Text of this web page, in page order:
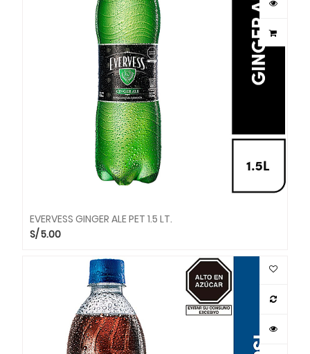
EVERVESS GINGER ALE PET 1.5 LT.
S/5.00